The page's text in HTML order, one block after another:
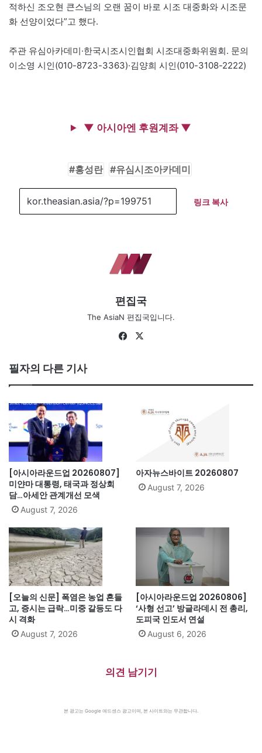
적하신 조오현 큰스님의 오랜 꿈이 바로 시조 대중화와 시조문
화 선양이었다”고 했다.
주관 유심아카데미·한국시조시인협회 시조대중화위원회. 문의
이소영 시인(010-8723-3363)·김양희 시인(010-3108-2222)
▼ 아시아엔 후원계좌 ▼
홍성란 유심시조아카데미
링크 복사
편집국
The AsiaN 편집국입니다.
Fa
필자의 다른 기사
[아시아라운드업 20260807]
미얀마 대통령, 태국과 정상회
담…아세안 관계개선 모색
August 7, 2026
아자뉴스바이트 20260807
August 7, 2026
[오늘의 신문] 폭염은 농업 흔들
고, 증시는 급락…미중 갈등도 다
시 격화
August 7, 2026
[아시아라운드업 20260806]
‘사형 선고’ 방글라데시 전 총리,
도피국 인도서 연설
August 6, 2026
의견 남기기
본 광고는 Google 애드센스 광고이며, 본 사이트와는 무관합니다.